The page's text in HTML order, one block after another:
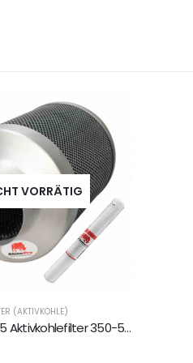
VORRÄTIG
(AKTIVKOHLE)
Rhino Pro 425 Aktivkohlefilter 350-500m³ 125mm Flansch